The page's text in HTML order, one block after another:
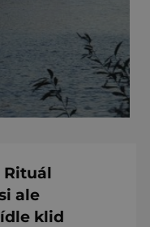
Rituál
ale
klid